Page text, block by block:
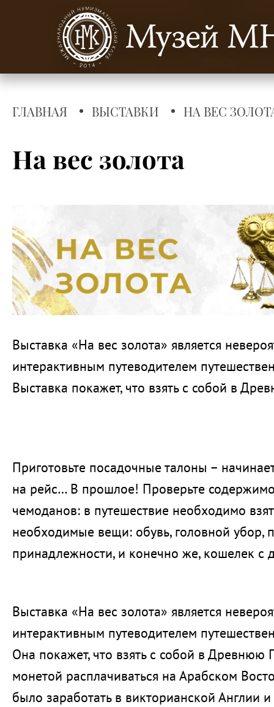
ГЛАВНАЯ ВЫСТАВКИ НА ВЕС
На вес золота
Выставка «На вес золота» является
интерактивным путеводителем
Выставка покажет, что взять с собой в
Приготовьте посадочные талоны –
на рейс… В прошлое! Проверьте
чемоданов: в путешествие необходимо
необходимые вещи: обувь, головной убор,
принадлежности, и конечно же, кошелек с
Выставка «На вес золота» является
интерактивным путеводителем
Она покажет, что взять с собой в Древнюю
монетой расплачиваться на Арабском
было заработать в викторианской Англии